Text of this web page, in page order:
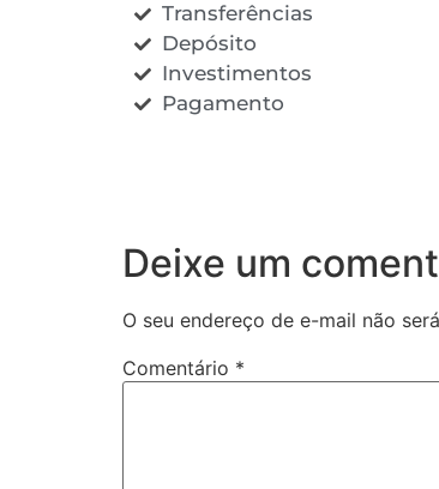
Transferências
Depósito
Investimentos
Pagamento
Deixe um
O seu endereço de e-mail não
Comentário *